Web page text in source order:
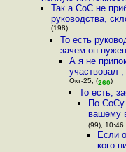
Так а CoC не
руководства,
(198)
То есть
зачем он нужен
А я не
участвовал
Окт-25, (260)
То есть,
По
вашему
(99), 10:46
Если
кого